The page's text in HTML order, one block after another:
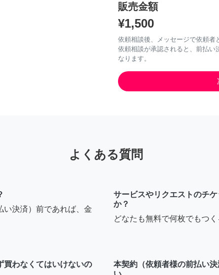
販売金額
¥1,500
依頼相談後、メッセージで依頼者
依頼相談が承認されると、前払
なります。
よくある質問
い決済）前であれば、金
サービスやリクエストのチ
か？
どなたも無料で何枚でもつく
買わなくてはいけないの
本契約（依頼者様の前払い